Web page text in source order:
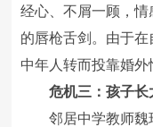
经心、不屑一顾，
的唇枪舌剑。由于
中年人转而投靠婚外
危机三：孩子
邻居中学教师魏